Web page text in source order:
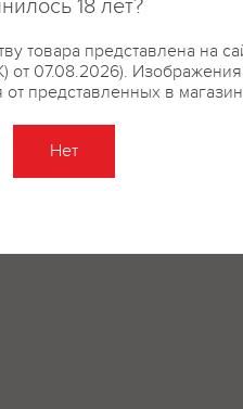
18 лет?
товара представлена на
от 07.08.2026).
от представленных в
Нет